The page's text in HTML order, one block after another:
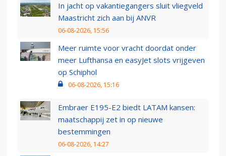
In jacht op vakantiegangers sluit vliegveld
Maastricht zich aan bij ANVR
06-08-2026, 15:56
Meer ruimte voor vracht doordat onder
meer Lufthansa en easyJet slots vrijgeven
op Schiphol
06-08-2026, 15:16
Embraer E195-E2 biedt LATAM kansen:
maatschappij zet in op nieuwe
bestemmingen
06-08-2026, 14:27